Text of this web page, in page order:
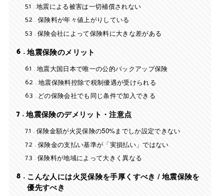
5.1
地震による被害は一切補償されない
5.2 保険料が年々値上がりしている
5.3 保険会社によって保険料に大きな差がある
6
地震保険のメリット
6.1
地震大国日本で唯一の公的バックアップ保険
6.2 地震保険料控除で税制優遇が受けられる
6.3 どの保険会社でも同じ条件で加入できる
7
地震保険のデメリット・注意点
7.1
保険金額が火災保険の50%までしか設定できない
7.2 保険金の支払い基準が「実損払い」ではない
7.3 保険料が地域によって大きく異なる
8
こんな人には火災保険を手厚くすべき / 地震保険を
優先すべき